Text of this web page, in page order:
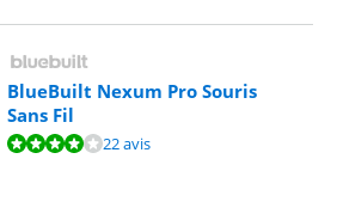
BlueBuilt Nexum Pro Souris
Sans Fil
sur 22 avis.22 avis